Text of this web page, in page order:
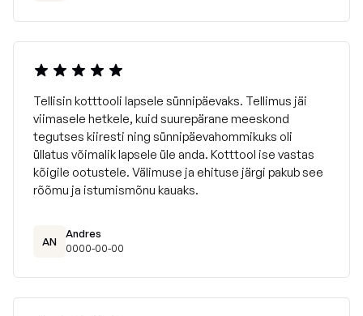
Tellisin kotttooli lapsele sünnipäevaks. Tellimus jäi
viimasele hetkele, kuid suurepärane meeskond
tegutses kiiresti ning sünnipäevahommikuks oli
üllatus võimalik lapsele üle anda. Kotttool ise vastas
kõigile ootustele. Välimuse ja ehituse järgi pakub see
rõõmu ja istumismõnu kauaks.
AN
Andres
0000-00-00